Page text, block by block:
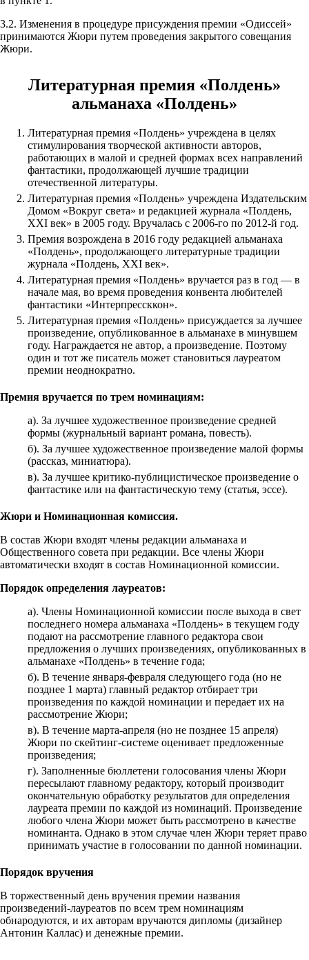
3.2. Изменения в процедуре присуждения премии «Одиссей»
принимаются Жюри путем проведения закрытого совещания
Жюри.
Литературная премия «Полдень»
альманаха «Полдень»
Литературная премия «Полдень» учреждена в целях
стимулирования творческой активности авторов,
работающих в малой и средней формах всех направлений
фантастики, продолжающей лучшие традиции
отечественной литературы.
Литературная премия «Полдень» учреждена Издательским
Домом «Вокруг света» и редакцией журнала «Полдень,
XXI век» в 2005 году. Вручалась с 2006-го по 2012-й год.
Премия возрождена в 2016 году редакцией альманаха
«Полдень», продолжающего литературные традиции
журнала «Полдень, XXI век».
Литературная премия «Полдень» вручается раз в год — в
начале мая, во время проведения конвента любителей
фантастики «Интерпрессккон».
Литературная премия «Полдень» присуждается за лучшее
произведение, опубликованное в альманахе в минувшем
году. Награждается не автор, а произведение. Поэтому
один и тот же писатель может становиться лауреатом
премии неоднократно.
Премия вручается по трем номинациям:
а). За лучшее художественное произведение средней
формы (журнальный вариант романа, повесть).
б). За лучшее художественное произведение малой формы
(рассказ, миниатюра).
в). За лучшее критико-публицистическое произведение о
фантастике или на фантастическую тему (статья, эссе).
Жюри и Номинационная комиссия.
В состав Жюри входят члены редакции альманаха и
Общественного совета при редакции. Все члены Жюри
автоматически входят в состав Номинационной комиссии.
Порядок определения лауреатов:
а). Члены Номинационной комиссии после выхода в свет
последнего номера альманаха «Полдень» в текущем году
подают на рассмотрение главного редактора свои
предложения о лучших произведениях, опубликованных в
альманахе «Полдень» в течение года;
б). В течение января-февраля следующего года (но не
позднее 1 марта) главный редактор отбирает три
произведения по каждой номинации и передает их на
рассмотрение Жюри;
в). В течение марта-апреля (но не позднее 15 апреля)
Жюри по скейтинг-системе оценивает предложенные
произведения;
г). Заполненные бюллетени голосования члены Жюри
пересылают главному редактору, который производит
окончательную обработку результатов для определения
лауреата премии по каждой из номинаций. Произведение
любого члена Жюри может быть рассмотрено в качестве
номинанта. Однако в этом случае член Жюри теряет право
принимать участие в голосовании по данной номинации.
Порядок вручения
В торжественный день вручения премии названия
произведений-лауреатов по всем трем номинациям
обнародуются, и их авторам вручаются дипломы (дизайнер
Антонин Каллас) и денежные премии.